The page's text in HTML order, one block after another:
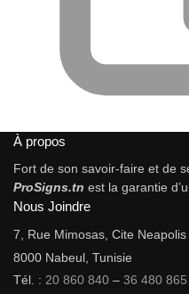
À propos
Fort de son savoir-faire et de
ProSigns.tn est la garantie
Nous Joindre
7, Rue Mimosas, Cite Neapolis
8000 Nabeul, Tunisie
Tél. : 20 860 840 – 36 480 865